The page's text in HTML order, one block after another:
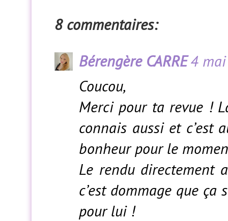
8 commentaires:
Bérengère CARRE4
Coucou,
Merci pour ta revue !
connais aussi et c’est
bonheur pour le
Le rendu directement
c’est dommage que ça
pour lui !